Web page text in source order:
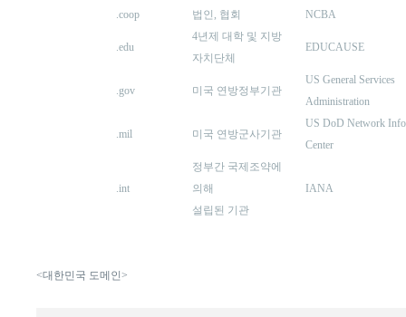
.coop
법인, 협회 NCBA
.edu
4년제 대학 및 지방
자치단체
EDUCAUSE
.gov 미국 연방정부기관
US General Services
Administration
.mil 미국 연방군사기관
US DoD Network
Center
.int
정부간 국제조약에
의해
설립된 기관
IANA
<대한민국 도메인>